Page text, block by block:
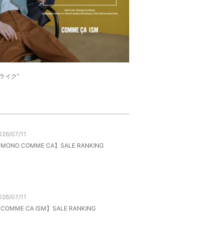
イク”
07/11
MONO COMME CA】SALE RANKING
07/11
COMME CA ISM】SALE RANKING